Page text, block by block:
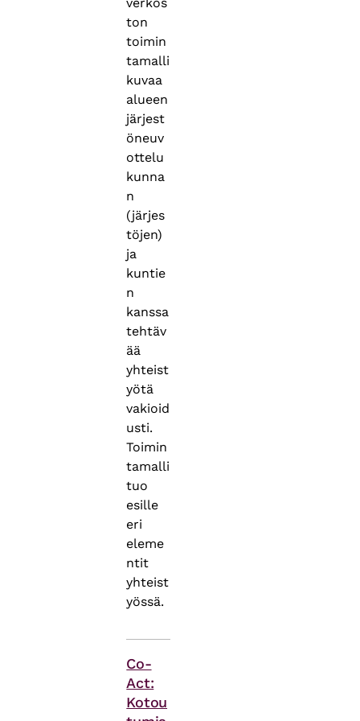
ton
toimin
tamalli
kuvaa
alueen
järjest
öneuv
ottelu
kunna
n
(järjes
töjen)
ja
kuntie
n
kanssa
tehtäv
ää
yhteist
yötä
vakioid
usti.
Toimin
tamalli
tuo
esille
eri
eleme
ntit
yhteist
yössä.
Co-
Act:
Kotou